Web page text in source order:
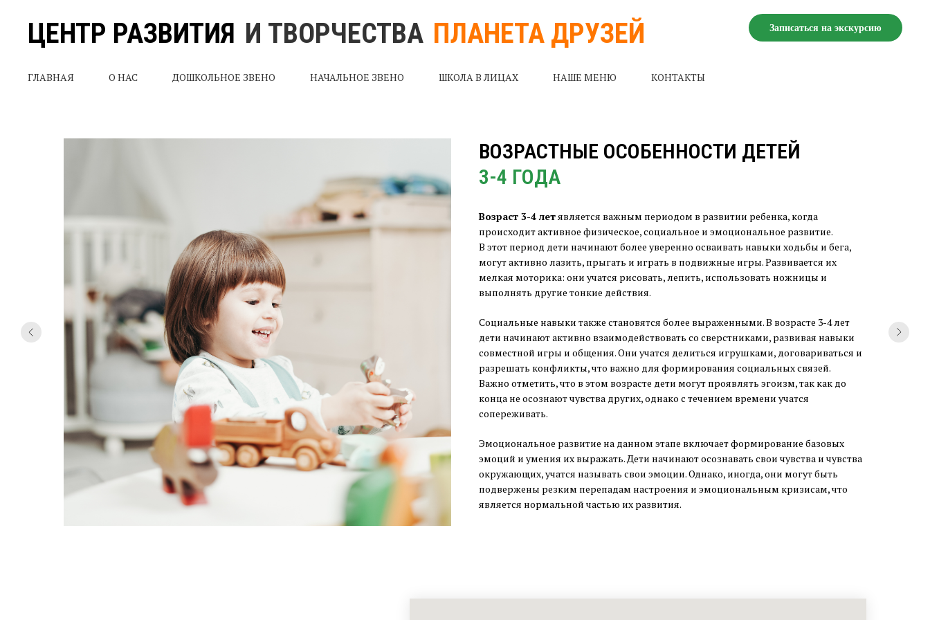
ЦЕНТР РАЗВИТИЯ И ТВОРЧЕСТВА ПЛАНЕТА ДРУЗЕЙ Записаться на экскурсию
ГЛАВНАЯ О НАС ДОШКОЛЬНОЕ ЗВЕНО НАЧАЛЬНОЕ ЗВЕНО ШКОЛА В ЛИЦАХ НАШЕ МЕНЮ КОНТАКТЫ
ВОЗРАСТНЫЕ ОСОБЕННОСТИ ДЕТЕЙ
3-4 ГОДА
Возраст 3-4 летявляется важным периодом в развитии ребенка, когда
происходит активное физическое, социальное и эмоциональное развитие.
В этот период дети начинают более уверенно осваивать навыки ходьбы и бега,
могут активно лазить, прыгать и играть в подвижные игры. Развивается их
мелкая моторика: они учатся рисовать, лепить, использовать ножницы и
выполнять другие тонкие действия.
Социальные навыки также становятся более выраженными. В возрасте 3-4 лет
дети начинают активно взаимодействовать со сверстниками, развивая навыки
совместной игры и общения. Они учатся делиться игрушками, договариваться и
разрешать конфликты, что важно для формирования социальных связей.
Важно отметить, что в этом возрасте дети могут проявлять эгоизм, так как до
конца не осознают чувства других, однако с течением времени учатся
сопереживать.
Эмоциональное развитие на данном этапе включает формирование базовых
эмоций и умения их выражать. Дети начинают осознавать свои чувства и чувства
окружающих, учатся называть свои эмоции. Однако, иногда, они могут быть
подвержены резким перепадам настроения и эмоциональным кризисам, что
является нормальной частью их развития.